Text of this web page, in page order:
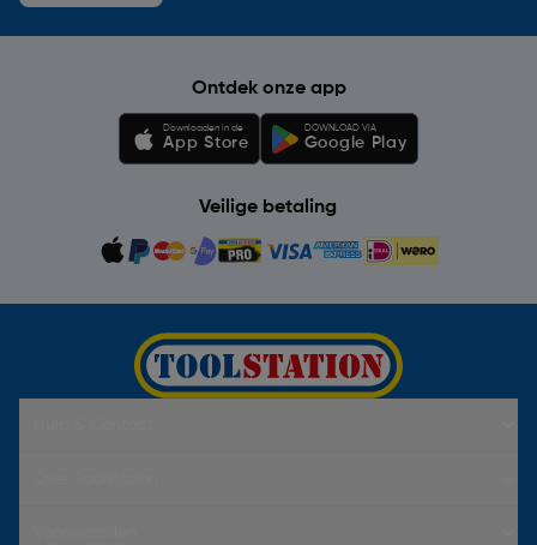
Ontdek onze app
Downloaden in de
App Store
DOWNLOAD VIA
Google Play
Veilige betaling